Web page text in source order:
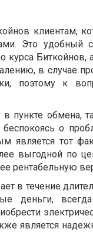
клиентам,
Это удобный
курса Биткойнов,
в случае
поэтому к
пункте обмена,
о
является тот
выгодной по
рентабельную
в течение
деньги,
является